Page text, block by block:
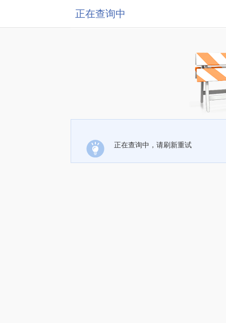
正在查询中
正在查询中，请刷新重试